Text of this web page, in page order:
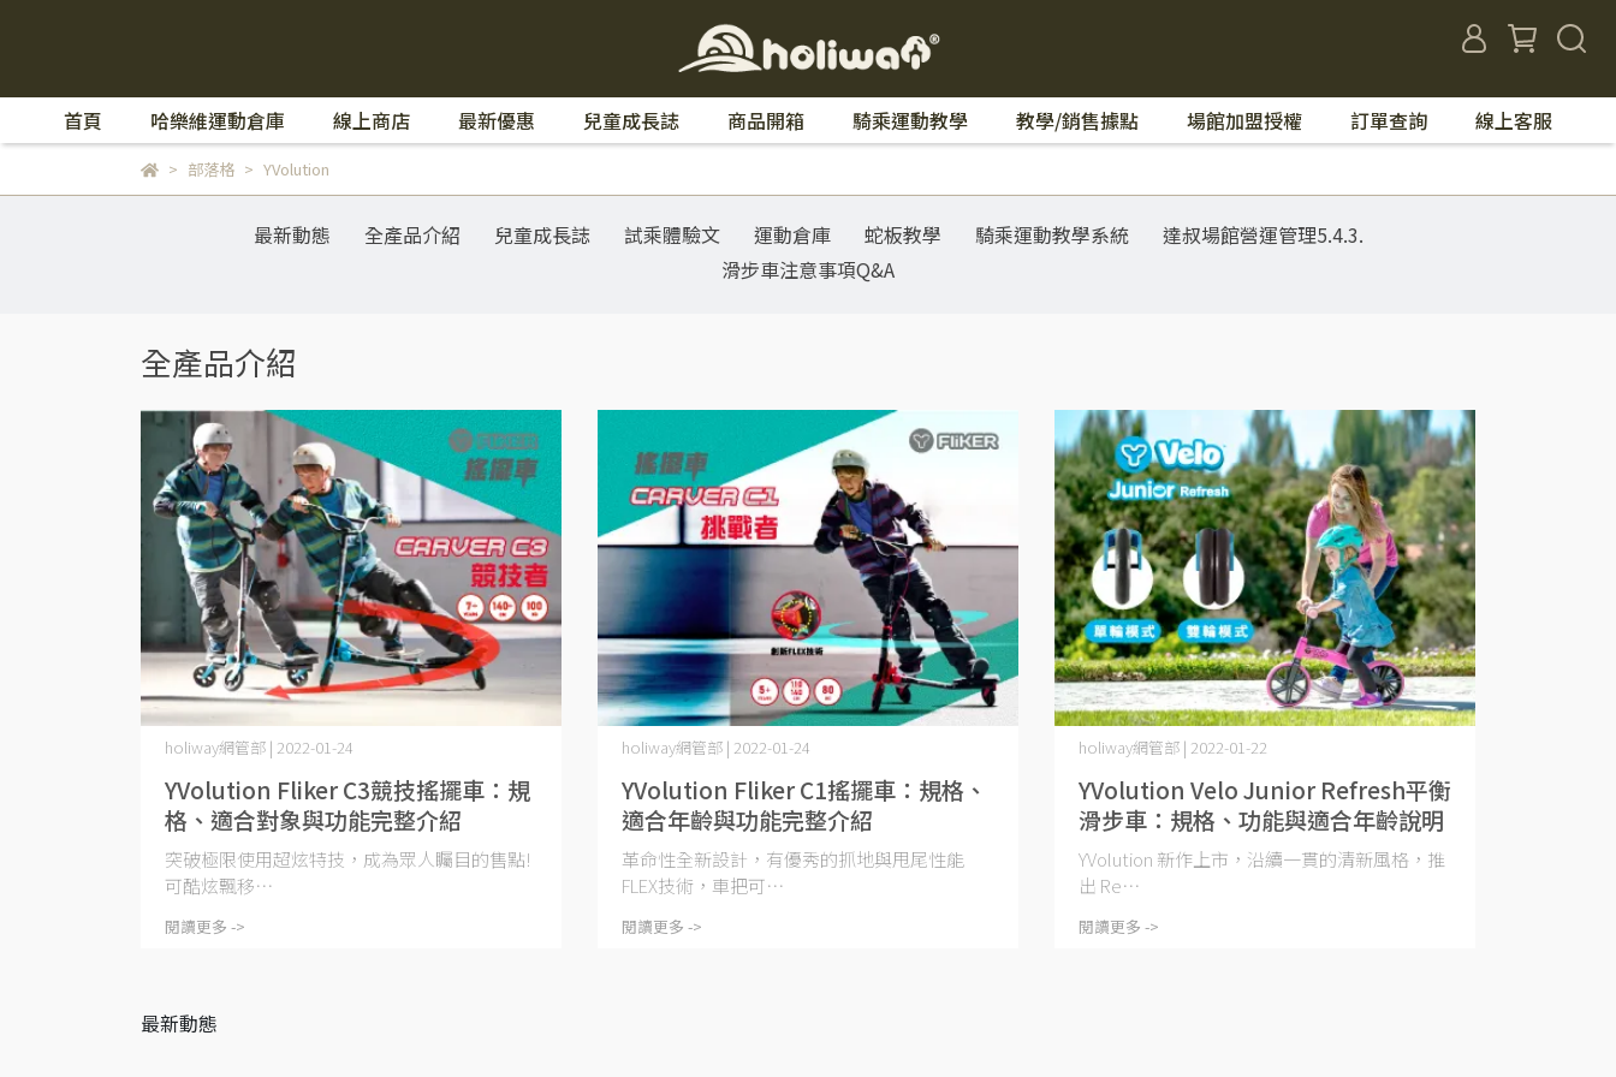
首頁 哈樂維運動倉庫 線上商店 最新優惠 兒童成長誌 商品開箱 騎乘運動教學 教學/銷售據點 場館加盟授權 訂單查詢 線上客服
部落格 YVolution
最新動態 全產品介紹 兒童成長誌 試乘體驗文 運動倉庫 蛇板教學 騎乘運動教學系統
達叔場館營運管理5.4.3.
滑步車注意事項Q&A
全產品介紹
YVolution Fliker C3競技搖擺車：規
格、適合對象與功能完整介紹
holiway網管部 | 2022-01-24
突破極限使用超炫特技，成為眾人矚目的售點!
可酷炫飄移⋯
閱讀更多 ->
YVolution Fliker C1搖擺車：規格、
適合年齡與功能完整介紹
holiway網管部 | 2022-01-24
革命性全新設計，有優秀的抓地與甩尾性能
FLEX技術，車把可⋯
閱讀更多 ->
YVolution Velo Junior Refresh平衡
滑步車：規格、功能與適合年齡說明
holiway網管部 | 2022-01-22
YVolution 新作上市，沿續一貫的清新風格，推
出 Re⋯
閱讀更多 ->
最新動態